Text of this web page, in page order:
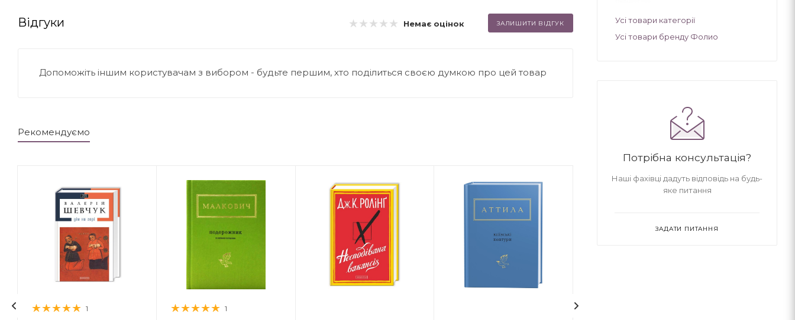
Відгуки Немає оцінок ЗАЛИШИТИ ВІДГУК
Допоможіть іншим користувачам з вибором - будьте першим, хто поділиться своєю думкою про цей товар
Рекомендуємо
1 1
Усі товари категорії
Усі товари бренду Фолио
Потрібна консультація?
Наші фахівці дадуть відповідь на будь-
яке питання
ЗАДАТИ ПИТАННЯ